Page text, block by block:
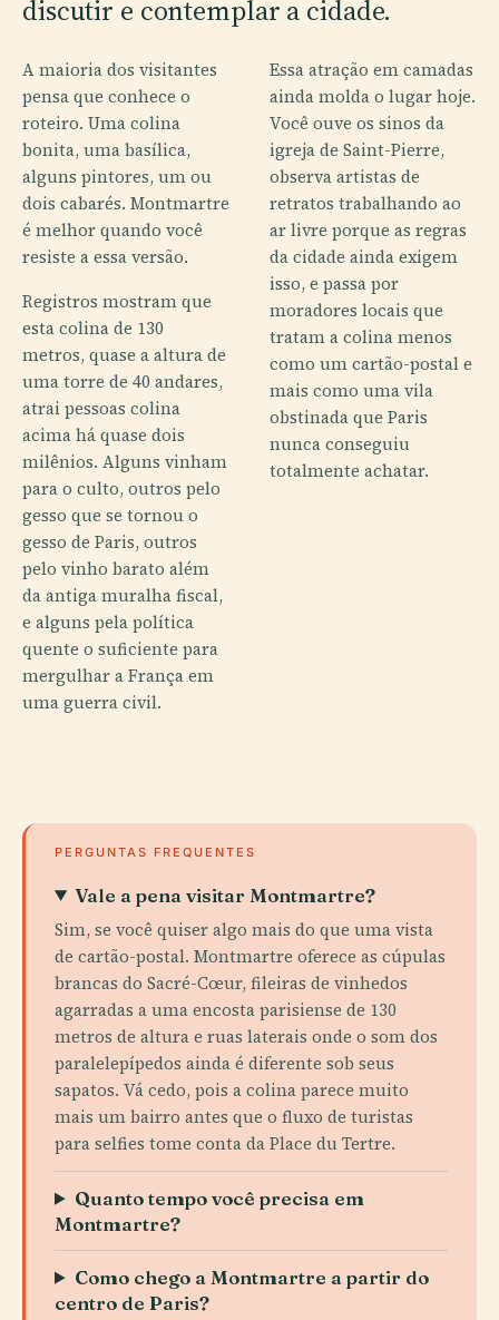
discutir e contemplar a cidade.
A maioria dos visitantes
pensa que conhece o
roteiro. Uma colina
bonita, uma basílica,
alguns pintores, um ou
dois cabarés. Montmartre
é melhor quando você
resiste a essa versão.
Registros mostram que
esta colina de 130
metros, quase a altura de
uma torre de 40 andares,
atrai pessoas colina
acima há quase dois
milênios. Alguns vinham
para o culto, outros pelo
gesso que se tornou o
gesso de Paris, outros
pelo vinho barato além
da antiga muralha fiscal,
e alguns pela política
quente o suficiente para
mergulhar a França em
uma guerra civil.
Essa atração em camadas
ainda molda o lugar hoje.
Você ouve os sinos da
igreja de Saint-Pierre,
observa artistas de
retratos trabalhando ao
ar livre porque as regras
da cidade ainda exigem
isso, e passa por
moradores locais que
tratam a colina menos
como um cartão-postal e
mais como uma vila
obstinada que Paris
nunca conseguiu
totalmente achatar.
PERGUNTAS FREQUENTES
Vale a pena visitar Montmartre?
Sim, se você quiser algo mais do que uma vista
de cartão-postal. Montmartre oferece as cúpulas
brancas do Sacré-Cœur, fileiras de vinhedos
agarradas a uma encosta parisiense de 130
metros de altura e ruas laterais onde o som dos
paralelepípedos ainda é diferente sob seus
sapatos. Vá cedo, pois a colina parece muito
mais um bairro antes que o fluxo de turistas
para selfies tome conta da Place du Tertre.
Quanto tempo você precisa em
Montmartre?
Como chego a Montmartre a partir do
centro de Paris?